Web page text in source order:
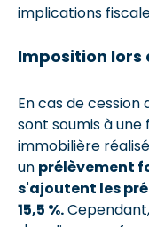
implications
Imposition lors
En cas de
sont soumis à
immobilière
un prélèvement
s'ajoutent les
15,5 %.